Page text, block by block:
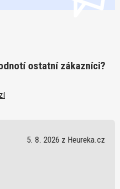
ostatní zákazníci?
5. 8. 2026 z Heureka.cz